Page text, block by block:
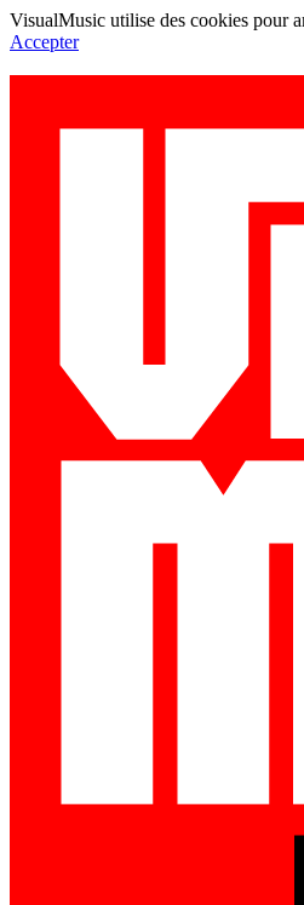
VisualMusic utilise des cookies pour
Accepter